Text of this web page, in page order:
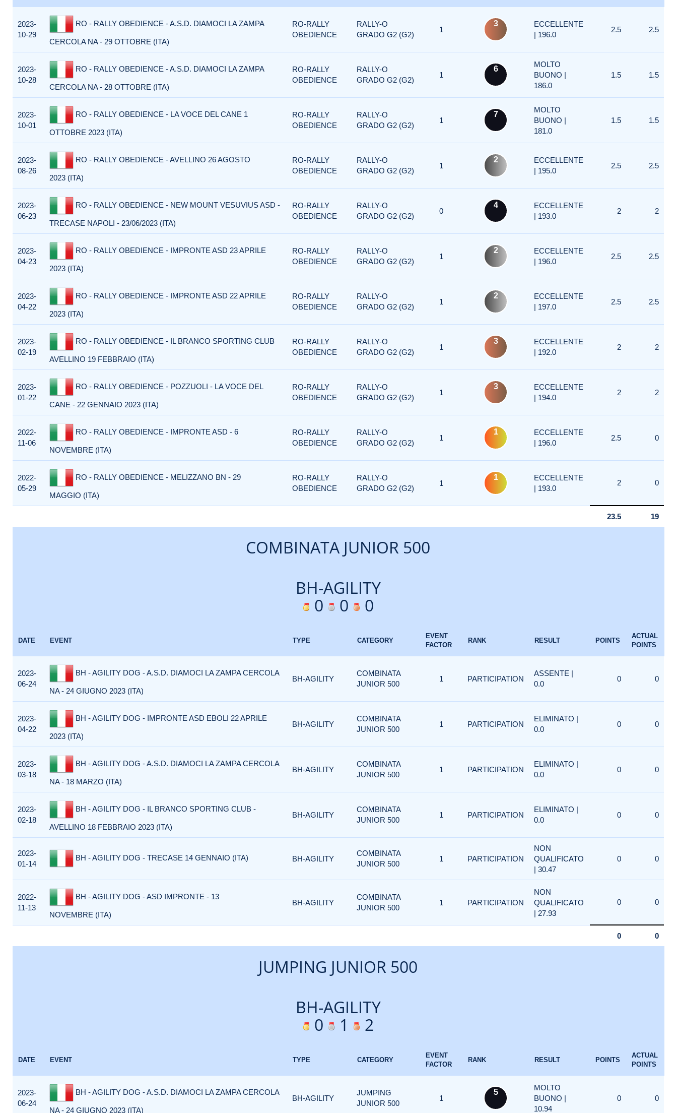
2023-
10-29
RO - RALLY OBEDIENCE - A.S.D. DIAMOCI LA ZAMPA
CERCOLA NA - 29 OTTOBRE (ITA)
RO-RALLY
OBEDIENCE
RALLY-O
GRADO G2 (G2)
1
3
ECCELLENTE
| 196.0
2.5 2.5
2023-
10-28
RO - RALLY OBEDIENCE - A.S.D. DIAMOCI LA ZAMPA
CERCOLA NA - 28 OTTOBRE (ITA)
RO-RALLY
OBEDIENCE
RALLY-O
GRADO G2 (G2)
1
6
MOLTO
BUONO |
186.0
1.5 1.5
2023-
10-01
RO - RALLY OBEDIENCE - LA VOCE DEL CANE 1
OTTOBRE 2023 (ITA)
RO-RALLY
OBEDIENCE
RALLY-O
GRADO G2 (G2)
1
7
MOLTO
BUONO |
181.0
1.5 1.5
2023-
08-26
RO - RALLY OBEDIENCE - AVELLINO 26 AGOSTO
2023 (ITA)
RO-RALLY
OBEDIENCE
RALLY-O
GRADO G2 (G2)
1
2
ECCELLENTE
| 195.0
2.5 2.5
2023-
06-23
RO - RALLY OBEDIENCE - NEW MOUNT VESUVIUS ASD -
TRECASE NAPOLI - 23/06/2023 (ITA)
RO-RALLY
OBEDIENCE
RALLY-O
GRADO G2 (G2)
0
4
ECCELLENTE
| 193.0
2 2
2023-
04-23
RO - RALLY OBEDIENCE - IMPRONTE ASD 23 APRILE
2023 (ITA)
RO-RALLY
OBEDIENCE
RALLY-O
GRADO G2 (G2)
1
2
ECCELLENTE
| 196.0
2.5 2.5
2023-
04-22
RO - RALLY OBEDIENCE - IMPRONTE ASD 22 APRILE
2023 (ITA)
RO-RALLY
OBEDIENCE
RALLY-O
GRADO G2 (G2)
1
2
ECCELLENTE
| 197.0
2.5 2.5
2023-
02-19
RO - RALLY OBEDIENCE - IL BRANCO SPORTING CLUB
AVELLINO 19 FEBBRAIO (ITA)
RO-RALLY
OBEDIENCE
RALLY-O
GRADO G2 (G2)
1
3
ECCELLENTE
| 192.0
2 2
2023-
01-22
RO - RALLY OBEDIENCE - POZZUOLI - LA VOCE DEL
CANE - 22 GENNAIO 2023 (ITA)
RO-RALLY
OBEDIENCE
RALLY-O
GRADO G2 (G2)
1
3
ECCELLENTE
| 194.0
2 2
2022-
11-06
RO - RALLY OBEDIENCE - IMPRONTE ASD - 6
NOVEMBRE (ITA)
RO-RALLY
OBEDIENCE
RALLY-O
GRADO G2 (G2)
1
1
ECCELLENTE
| 196.0
2.5 0
2022-
05-29
RO - RALLY OBEDIENCE - MELIZZANO BN - 29
MAGGIO (ITA)
RO-RALLY
OBEDIENCE
RALLY-O
GRADO G2 (G2)
1
1
ECCELLENTE
| 193.0
2 0
23.5 19
COMBINATA JUNIOR 500
BH-AGILITY
0
0 0
DATE EVENT TYPE CATEGORY
EVENT
FACTOR
RANK RESULT POINTS
ACTUAL
POINTS
2023-
06-24
BH - AGILITY DOG - A.S.D. DIAMOCI LA ZAMPA CERCOLA
NA - 24 GIUGNO 2023 (ITA)
BH-AGILITY
COMBINATA
JUNIOR 500
1 PARTICIPATION
ASSENTE |
0.0
0 0
2023-
04-22
BH - AGILITY DOG - IMPRONTE ASD EBOLI 22 APRILE
2023 (ITA)
BH-AGILITY
COMBINATA
JUNIOR 500
1 PARTICIPATION
ELIMINATO |
0.0
0 0
2023-
03-18
BH - AGILITY DOG - A.S.D. DIAMOCI LA ZAMPA CERCOLA
NA - 18 MARZO (ITA)
BH-AGILITY
COMBINATA
JUNIOR 500
1 PARTICIPATION
ELIMINATO |
0.0
0 0
2023-
02-18
BH - AGILITY DOG - IL BRANCO SPORTING CLUB -
AVELLINO 18 FEBBRAIO 2023 (ITA)
BH-AGILITY
COMBINATA
JUNIOR 500
1 PARTICIPATION
ELIMINATO |
0.0
0 0
2023-
01-14
BH - AGILITY DOG - TRECASE 14 GENNAIO (ITA) BH-AGILITY
COMBINATA
JUNIOR 500
1 PARTICIPATION
NON
QUALIFICATO
| 30.47
0 0
2022-
11-13
BH - AGILITY DOG - ASD IMPRONTE - 13
NOVEMBRE (ITA)
BH-AGILITY
COMBINATA
JUNIOR 500
1 PARTICIPATION
NON
QUALIFICATO
| 27.93
0 0
0 0
JUMPING JUNIOR 500
BH-AGILITY
0
1 2
DATE EVENT TYPE CATEGORY
EVENT
FACTOR
RANK RESULT POINTS
ACTUAL
POINTS
2023-
06-24
BH - AGILITY DOG - A.S.D. DIAMOCI LA ZAMPA CERCOLA
NA - 24 GIUGNO 2023 (ITA)
BH-AGILITY
JUMPING
JUNIOR 500
1
5
MOLTO
BUONO |
10.94
0 0